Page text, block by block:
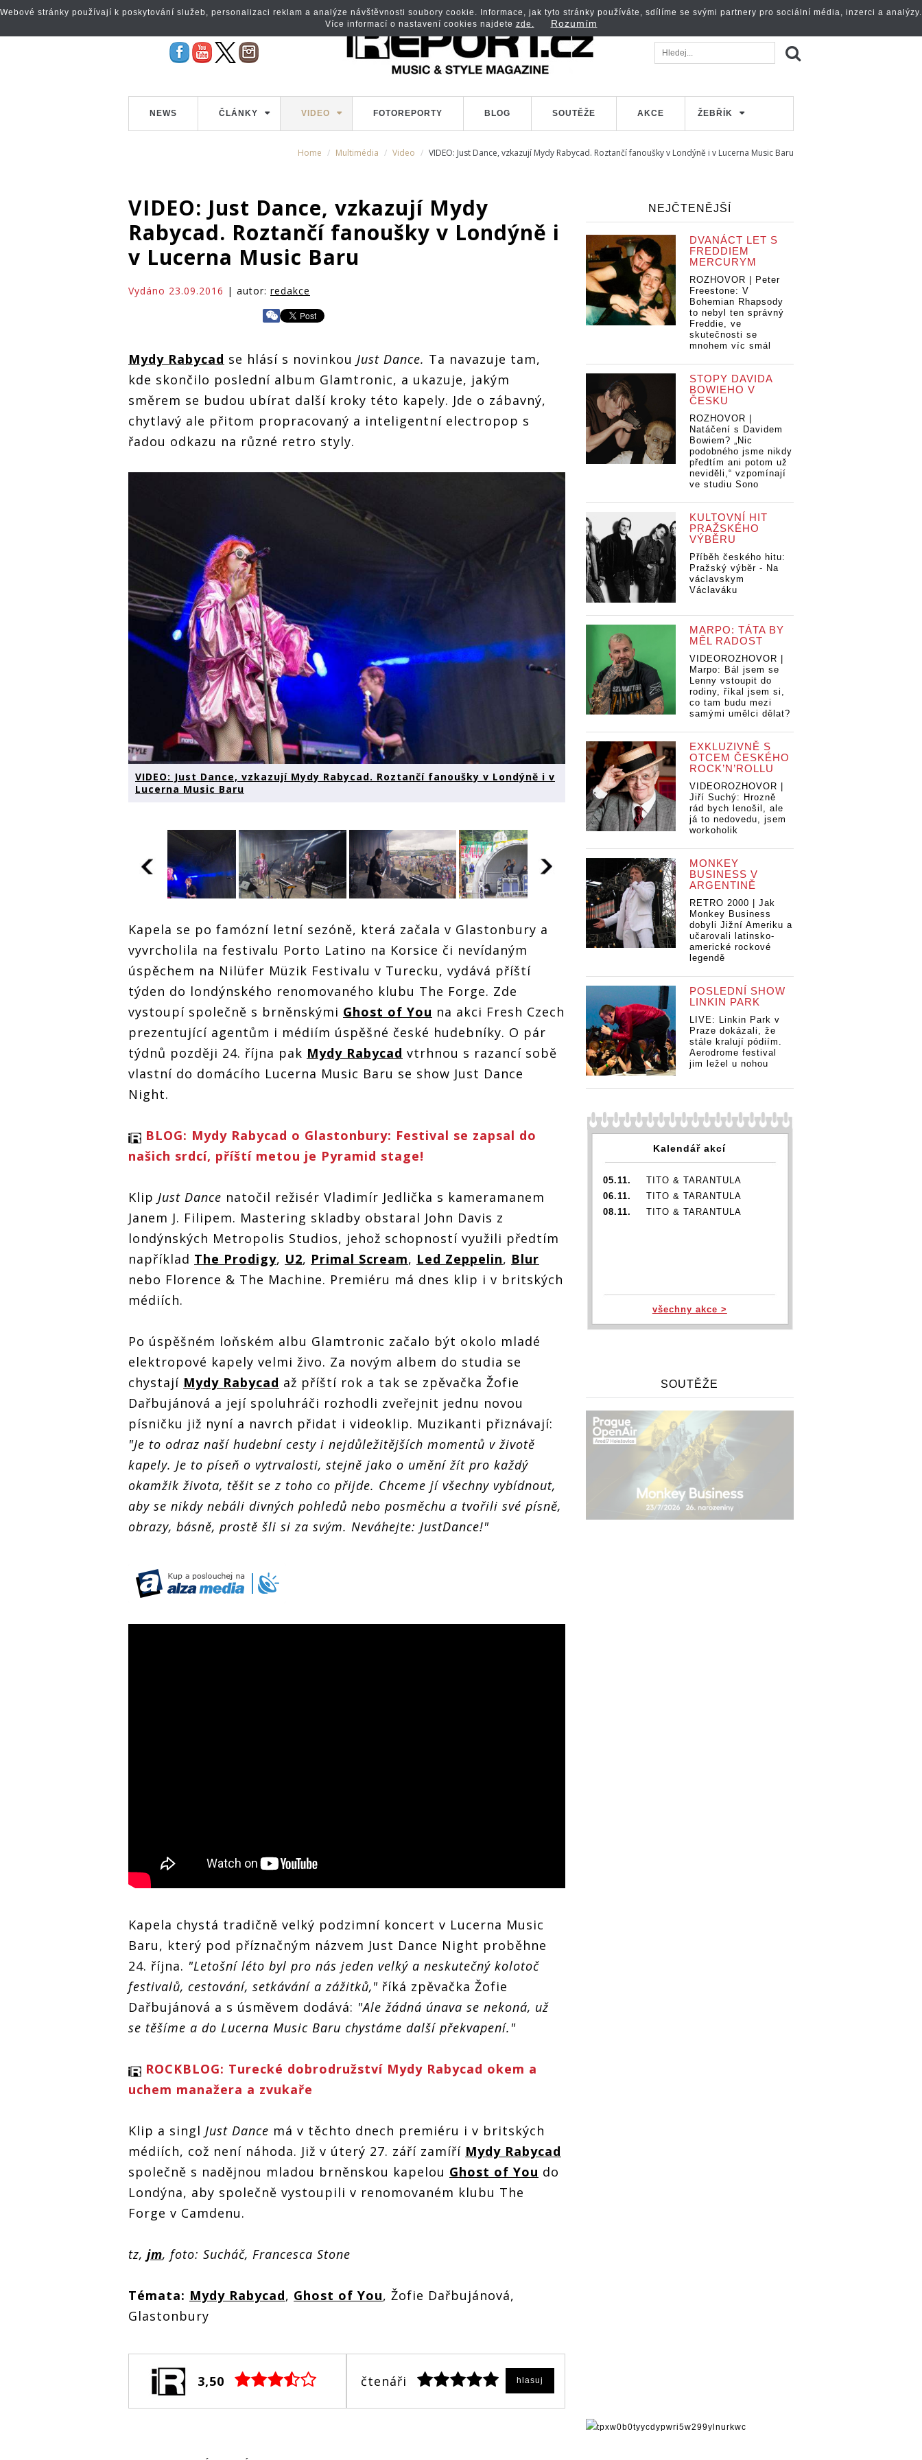
NEWS ČLÁNKY VIDEO FOTOREPORTY BLOG SOUTĚŽE AKCE ŽEBŘÍK
Home Multimédia Video VIDEO: Just Dance, vzkazují Mydy Rabycad. Roztančí fanoušky v Londýně i v Lucerna Music Baru
VIDEO: Just Dance, vzkazují Mydy
Rabycad. Roztančí fanoušky v Londýně i
v Lucerna Music Baru
Vydáno 23.09.2016 | autor: redakce
Mydy Rabycad se hlásí s novinkou Just Dance. Ta navazuje tam,
kde skončilo poslední album Glamtronic, a ukazuje, jakým
směrem se budou ubírat další kroky této kapely. Jde o zábavný,
chytlavý ale přitom propracovaný a inteligentní electropop s
řadou odkazu na různé retro styly.
VIDEO: Just Dance, vzkazují Mydy Rabycad. Roztančí fanoušky v Londýně i v
Lucerna Music Baru
Dance, vzkazují
Mydy Rabycad.
Roztančí
fanoušky v
Londýně i v
Lucerna Music
Baru
Dance, vzkazují
Roztančí
fanoušky v
Londýně i v
Lucerna Music
Dance, vzkazují
Roztančí
fanoušky v
Londýně i v
Lucerna Music
Dance, vzkazují
Mydy Rabycad.
Roztančí
fanoušky v
Londýně i v
Lucerna Music
Baru
VIDEO: Just
Dance, vzkazují
Mydy Rabycad.
Roztančí
Londýně i v
Lucerna Music
Baru
VIDEO: Just
Dance, vzkazují
Mydy Rabycad.
Roztančí
fanoušky v
Londýně i v
Lucerna Music
Baru
Kapela se po famózní letní sezóně, která začala v Glastonbury a
vyvrcholila na festivalu Porto Latino na Korsice či nevídaným
úspěchem na Nilüfer Müzik Festivalu v Turecku, vydává příští
týden do londýnského renomovaného klubu The Forge. Zde
vystoupí společně s brněnskými Ghost of You na akci Fresh Czech
prezentující agentům i médiím úspěšné české hudebníky. O pár
týdnů později 24. října pak Mydy Rabycad vtrhnou s razancí sobě
vlastní do domácího Lucerna Music Baru se show Just Dance
Night.
BLOG: Mydy Rabycad o Glastonbury: Festival se zapsal do
našich srdcí, příští metou je Pyramid stage!
Klip Just Dance natočil režisér Vladimír Jedlička s kameramanem
Janem J. Filipem. Mastering skladby obstaral John Davis z
londýnských Metropolis Studios, jehož schopností využili předtím
například The Prodigy, U2, Primal Scream, Led Zeppelin, Blur
nebo Florence & The Machine. Premiéru má dnes klip i v britských
médiích.
Po úspěšném loňském albu Glamtronic začalo být okolo mladé
elektropové kapely velmi živo. Za novým albem do studia se
chystají Mydy Rabycad až příští rok a tak se zpěvačka Žofie
Dařbujánová a její spoluhráči rozhodli zveřejnit jednu novou
písničku již nyní a navrch přidat i videoklip. Muzikanti přiznávají:
"Je to odraz naší hudební cesty i nejdůležitějších momentů v životě
kapely. Je to píseň o vytrvalosti, stejně jako o umění žít pro každý
okamžik života, těšit se z toho co přijde. Chceme jí všechny vybídnout,
aby se nikdy nebáli divných pohledů nebo posměchu a tvořili své písně,
obrazy, básně, prostě šli si za svým. Neváhejte: JustDance!"
Kapela chystá tradičně velký podzimní koncert v Lucerna Music
Baru, který pod příznačným názvem Just Dance Night proběhne
24. října. "Letošní léto byl pro nás jeden velký a neskutečný kolotoč
festivalů, cestování, setkávání a zážitků," říká zpěvačka Žofie
Dařbujánová a s úsměvem dodává: "Ale žádná únava se nekoná, už
se těšíme a do Lucerna Music Baru chystáme další překvapení."
ROCKBLOG: Turecké dobrodružství Mydy Rabycad okem a
uchem manažera a zvukaře
Klip a singl Just Dance má v těchto dnech premiéru i v britských
médiích, což není náhoda. Již v úterý 27. září zamíří Mydy Rabycad
společně s nadějnou mladou brněnskou kapelou Ghost of You do
Londýna, aby společně vystoupili v renomovaném klubu The
Forge v Camdenu.
tz, jm, foto: Sucháč, Francesca Stone
Témata: Mydy Rabycad, Ghost of You, Žofie Dařbujánová,
Glastonbury
3,50 čtenáři hlasuj
NEJČTENĚJŠÍ
DVANÁCT LET S
FREDDIEM
MERCURYM
ROZHOVOR | Peter
Freestone: V
Bohemian Rhapsody
to nebyl ten správný
Freddie, ve
skutečnosti se
mnohem víc smál
STOPY DAVIDA
BOWIEHO V
ČESKU
ROZHOVOR |
Natáčení s Davidem
Bowiem? „Nic
podobného jsme nikdy
předtím ani potom už
neviděli,“ vzpomínají
ve studiu Sono
KULTOVNÍ HIT
PRAŽSKÉHO
VÝBĚRU
Příběh českého hitu:
Pražský výběr - Na
václavskym
Václaváku
MARPO: TÁTA BY
MĚL RADOST
VIDEOROZHOVOR |
Marpo: Bál jsem se
Lenny vstoupit do
rodiny, říkal jsem si,
co tam budu mezi
samými umělci dělat?
EXKLUZIVNĚ S
OTCEM ČESKÉHO
ROCK’N’ROLLU
VIDEOROZHOVOR |
Jiří Suchý: Hrozně
rád bych lenošil, ale
já to nedovedu, jsem
workoholik
MONKEY
BUSINESS V
ARGENTINĚ
RETRO 2000 | Jak
Monkey Business
dobyli Jižní Ameriku a
učarovali latinsko-
americké rockové
legendě
POSLEDNÍ SHOW
LINKIN PARK
LIVE: Linkin Park v
Praze dokázali, že
stále kralují pódiím.
Aerodrome festival
jim ležel u nohou
Kalendář akcí
05.11.
TITO & TARANTULA
06.11.
TITO & TARANTULA
08.11.
TITO & TARANTULA
všechny akce >
SOUTĚŽE
Webové stránky používají k poskytování služeb, personalizaci reklam a analýze návštěvnosti soubory cookie. Informace, jak tyto stránky používáte, sdílíme se svými partnery pro sociální média, inzerci a analýzy.
Více informací o nastavení cookies najdete zde. Rozumím